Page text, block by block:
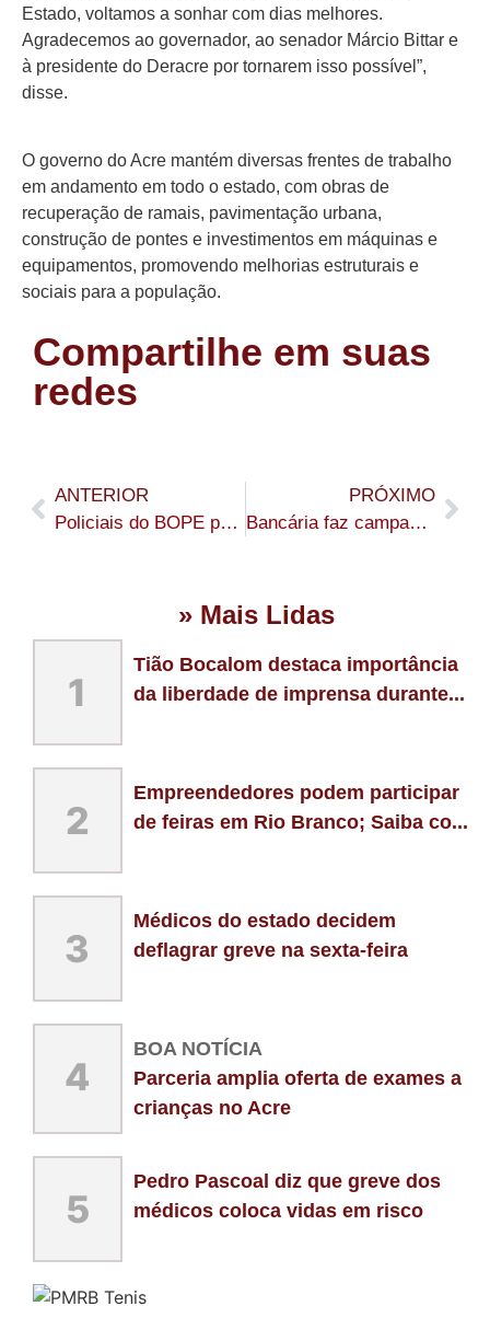
Estado, voltamos a sonhar com dias melhores.
Agradecemos ao governador, ao senador Márcio Bittar e
à presidente do Deracre por tornarem isso possível”,
disse.
O governo do Acre mantém diversas frentes de trabalho
em andamento em todo o estado, com obras de
recuperação de ramais, pavimentação urbana,
construção de pontes e investimentos em máquinas e
equipamentos, promovendo melhorias estruturais e
sociais para a população.
Compartilhe em suas
redes
ANTERIOR
Policiais do BOPE prende traficante com quase 29 kg de maconha em residência usada por facção no bairro Eldorado
PRÓXIMO
Bancária faz campanha para conhecer Gusttavo Lima na Expoacre 2025 e recebe ligação de Gladson que promete realizar sonho
» Mais Lidas
1
Tião Bocalom destaca importância
da liberdade de imprensa durante...
2
Empreendedores podem participar
de feiras em Rio Branco; Saiba co...
3
Médicos do estado decidem
deflagrar greve na sexta-feira
4
BOA NOTÍCIA
Parceria amplia oferta de exames a
crianças no Acre
5
Pedro Pascoal diz que greve dos
médicos coloca vidas em risco